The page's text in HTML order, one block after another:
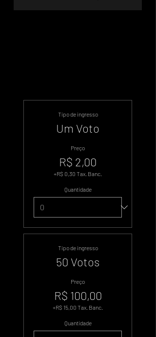
Tipo de ingresso
Um Voto
Preço
R$ 2,00
+R$ 0,30 Tax. Banc.
Quantidade
Tipo de ingresso
50 Votos
Preço
R$ 100,00
+R$ 15,00 Tax. Banc.
Quantidade